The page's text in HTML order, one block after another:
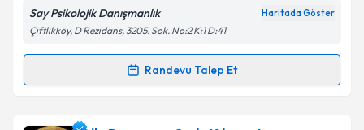
Say Psikolojik Danışmanlık Haritada Göster
Çiftlikköy, D Rezidans, 3205. Sok. No:2 K:1 D:41
Randevu Talep Et
Randevu Takvimi Talebi